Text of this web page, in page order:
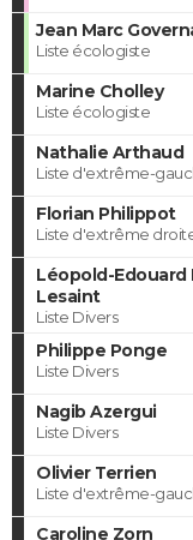
Jean Marc
Liste écologiste
Marine Cholley
Liste écologiste
Nathalie Arthaud
Liste d'extrême-
Florian Philippot
Liste d'extrême
Léopold-Edouard
Lesaint
Liste Divers
Philippe Ponge
Liste Divers
Nagib Azergui
Liste Divers
Olivier Terrien
Liste d'extrême-
Caroline Zorn